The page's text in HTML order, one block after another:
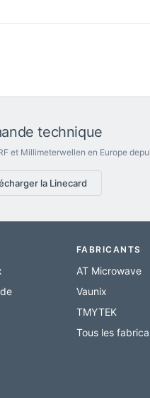
technique
et Millimeterwellen en Europe
la Linecard
FABRICANTS
AT Microwave
Vaunix
TMYTEK
Tous les